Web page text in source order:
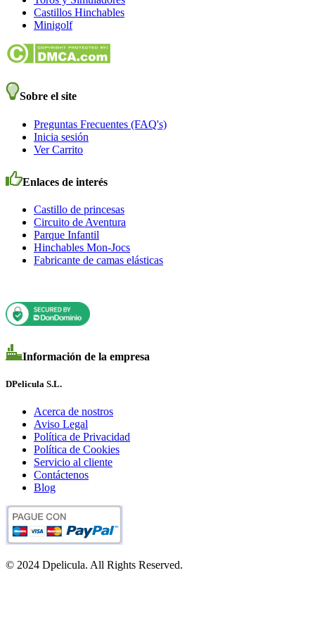
Castillos Hinchables
Minigolf
Sobre el site
Preguntas Frecuentes (FAQ's)
Inicia sesión
Ver Carrito
Enlaces de interés
Castillo de princesas
Circuito de Aventura
Parque Infantil
Hinchables Mon-Jocs
Fabricante de camas elásticas
Información de la empresa
DPelicula S.L.
Acerca de nostros
Aviso Legal
Política de Privacidad
Política de Cookies
Servicio al cliente
Contáctenos
Blog
© 2024 Dpelicula. All Rights Reserved.